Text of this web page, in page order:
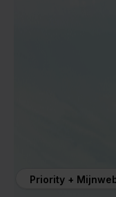
Priority +